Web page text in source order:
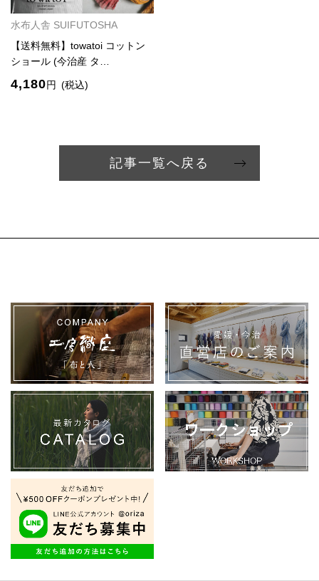
水布人舎 SUIFUTOSHA
【送料無料】towatoi コットン
ショール (今治産 タ…
4,180円 (税込)
記事一覧へ戻る